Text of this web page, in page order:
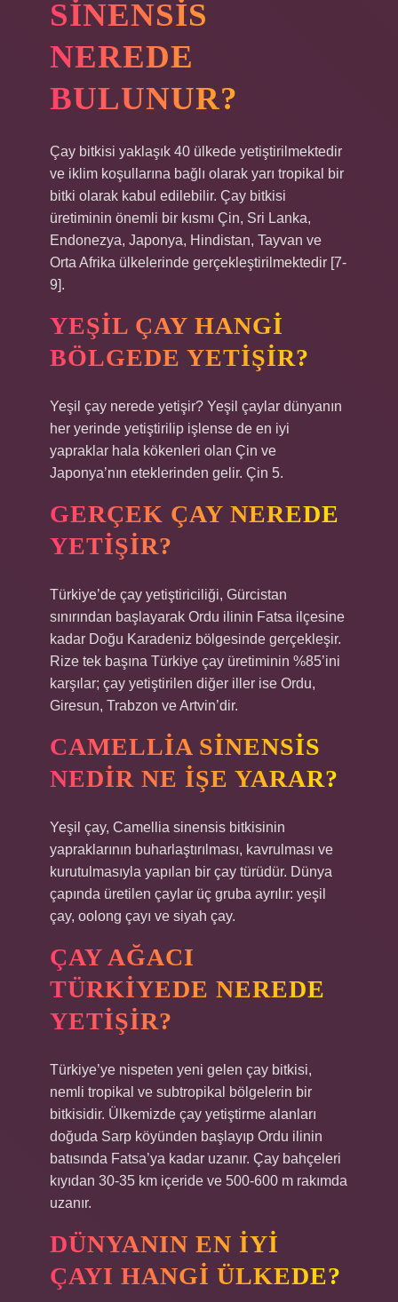
SINENSIS
NEREDE
BULUNUR?
Çay bitkisi yaklaşık 40 ülkede yetiştirilmektedir
ve iklim koşullarına bağlı olarak yarı tropikal bir
bitki olarak kabul edilebilir. Çay bitkisi
üretiminin önemli bir kısmı Çin, Sri Lanka,
Endonezya, Japonya, Hindistan, Tayvan ve
Orta Afrika ülkelerinde gerçekleştirilmektedir [7-
9].
YEŞIL ÇAY HANGI
BÖLGEDE YETIŞIR?
Yeşil çay nerede yetişir? Yeşil çaylar dünyanın
her yerinde yetiştirilip işlense de en iyi
yapraklar hala kökenleri olan Çin ve
Japonya’nın eteklerinden gelir. Çin 5.
GERÇEK ÇAY NEREDE
YETIŞIR?
Türkiye’de çay yetiştiriciliği, Gürcistan
sınırından başlayarak Ordu ilinin Fatsa ilçesine
kadar Doğu Karadeniz bölgesinde gerçekleşir.
Rize tek başına Türkiye çay üretiminin %85’ini
karşılar; çay yetiştirilen diğer iller ise Ordu,
Giresun, Trabzon ve Artvin’dir.
CAMELLIA SINENSIS
NEDIR NE IŞE YARAR?
Yeşil çay, Camellia sinensis bitkisinin
yapraklarının buharlaştırılması, kavrulması ve
kurutulmasıyla yapılan bir çay türüdür. Dünya
çapında üretilen çaylar üç gruba ayrılır: yeşil
çay, oolong çayı ve siyah çay.
ÇAY AĞACI
TÜRKIYEDE NEREDE
YETIŞIR?
Türkiye’ye nispeten yeni gelen çay bitkisi,
nemli tropikal ve subtropikal bölgelerin bir
bitkisidir. Ülkemizde çay yetiştirme alanları
doğuda Sarp köyünden başlayıp Ordu ilinin
batısında Fatsa’ya kadar uzanır. Çay bahçeleri
kıyıdan 30-35 km içeride ve 500-600 m rakımda
uzanır.
DÜNYANIN EN IYI
ÇAYI HANGI ÜLKEDE?